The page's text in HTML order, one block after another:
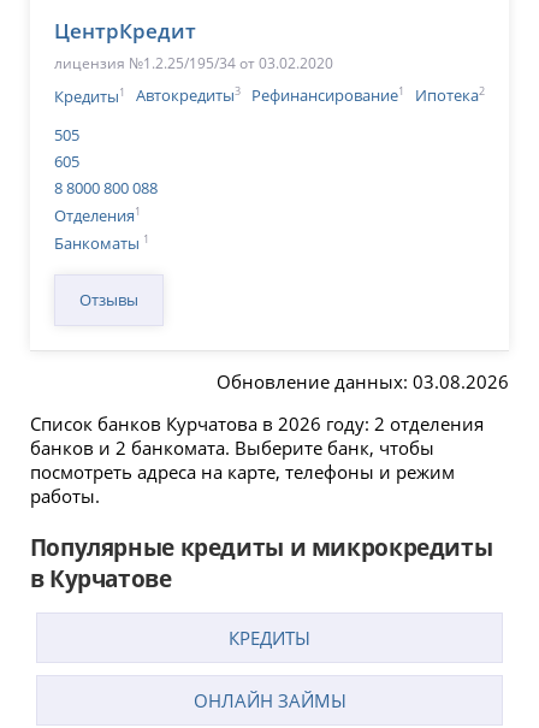
ЦентрКредит
лицензия №1.2.25/195/34 от 03.02.2020
Кредиты1 Автокредиты3 Рефинансирование1 Ипотека2
505
605
8 8000 800 088
Отделения1
Банкоматы 1
Отзывы
Обновление данных: 03.08.2026
Список банков Курчатова в 2026 году: 2 отделения
банков и 2 банкомата. Выберите банк, чтобы
посмотреть адреса на карте, телефоны и режим
работы.
Популярные кредиты и микрокредиты
в Курчатове
КРЕДИТЫ
ОНЛАЙН ЗАЙМЫ